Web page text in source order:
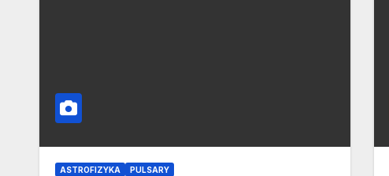
ASTROFIZYKA PULSARY